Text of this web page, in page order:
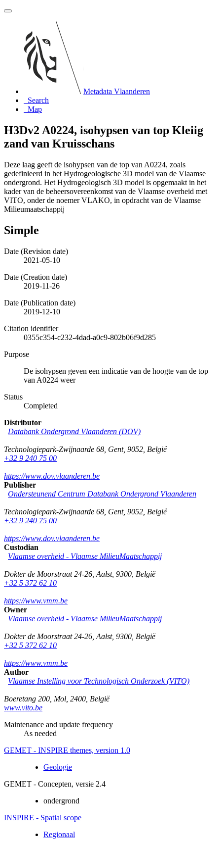
Metadata Vlaanderen
Search
Map
H3Dv2 A0224, isohypsen van top Kleiig
zand van Kruisschans
Deze laag geeft de isohypsen van de top van A0224, zoals
gedefinieerd in het Hydrogeologische 3D model van de Vlaamse
ondergrond. Het Hydrogeologisch 3D model is opgemaakt in het
kader van de beheersovereenkomst van de Vlaamse overheid met
VITO, onder de noemer VLAKO, in opdracht van de Vlaamse
Milieumaatschappij
Simple
Date (Revision date)
2021-05-10
Date (Creation date)
2019-11-26
Date (Publication date)
2019-12-10
Citation identifier
0355c354-c232-4dad-a0c9-802b06f9d285
Purpose
De isohypsen geven een indicatie van de hoogte van de top
van A0224 weer
Status
Completed
Distributor
Databank Ondergrond Vlaanderen (DOV)
Technologiepark-Zwijnaarde 68 Gent, 9052 België
+32 9 240 75 00
https://www.dov.vlaanderen.be
Publisher
Ondersteunend Centrum Databank Ondergrond Vlaanderen
Technologiepark-Zwijnaarde 68 Gent, 9052 België
+32 9 240 75 00
https://www.dov.vlaanderen.be
Custodian
Vlaamse overheid - Vlaamse MilieuMaatschappij
Dokter de Moorstraat 24-26 Aalst, 9300 België
+32 5 372 62 10
https://www.vmm.be
Owner
Vlaamse overheid - Vlaamse MilieuMaatschappij
Dokter de Moorstraat 24-26 Aalst, 9300 België
+32 5 372 62 10
https://www.vmm.be
Author
Vlaamse Instelling voor Technologisch Onderzoek (VITO)
Boeretang 200 Mol 2400 België
www.vito.be
Maintenance and update frequency
As needed
GEMET - INSPIRE themes, version 1.0
Geologie
GEMET - Concepten, versie 2.4
ondergrond
INSPIRE - Spatial scope
Regionaal